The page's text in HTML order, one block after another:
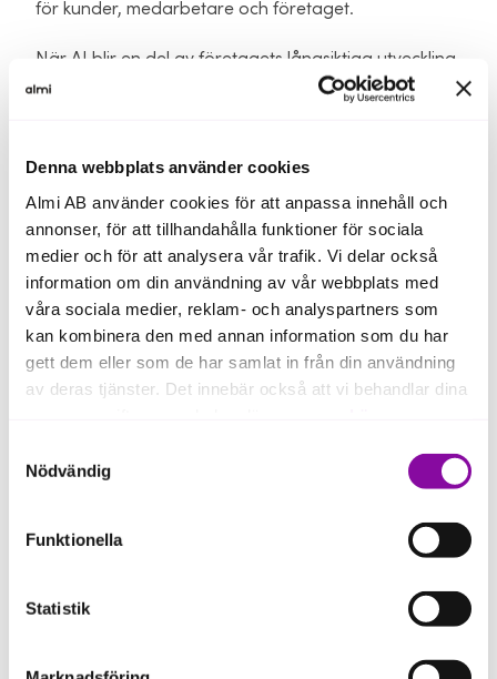
Denna webbplats använder cookies
Almi AB använder cookies för att anpassa innehåll och
annonser, för att tillhandahålla funktioner för sociala
medier och för att analysera vår trafik. Vi delar också
information om din användning av vår webbplats med
våra sociala medier, reklam- och analyspartners som
kan kombinera den med annan information som du har
gett dem eller som de har samlat in från din användning
av deras tjänster. Det innebär också att vi behandlar dina
Om du klickar på avvisa kommer användning av kakor
eller delning av information enligt ovan, inte att ske,
förutom för kakor som är nödvändiga för att hemsidan
ska fungera se mer under inställningar.
Nödvändig
Funktionella
Statistik
för kunder, medarbetare och företaget.
När AI blir en del av företagets långsiktiga utveckling
blir det lättare att skapa hållbara resultat.
Vanliga misstag att undvika